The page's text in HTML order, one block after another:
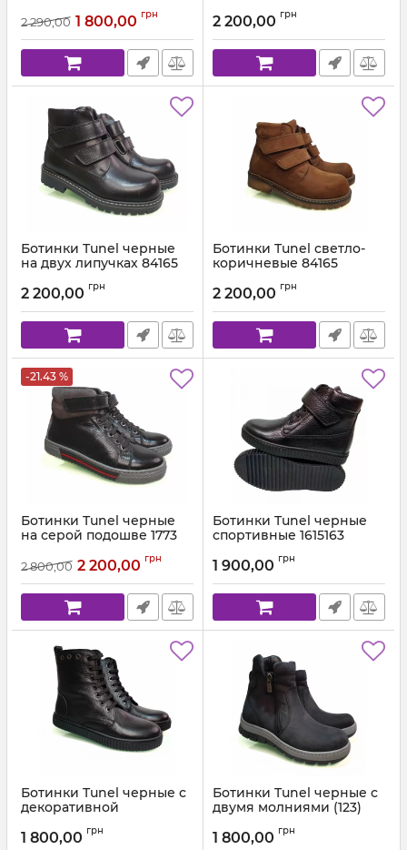
2 290,00 1 800,00 грн
Артикул: 1852-102-566 (31-36) 19
2 200,00 грн
Ботинки Tunel черные
на двух липучках 84165
2 200,00 грн
Ботинки Tunel светло-
коричневые 84165
2 200,00 грн
-21.43 %
Ботинки Tunel черные
на серой подошве 1773
2 800,00 2 200,00 грн
Ботинки Tunel черные
спортивные 1615163
1 900,00 грн
Ботинки Tunel черные с
декоративной
Артикул: 1876-116-4 (31-37)
1 800,00 грн
Ботинки Tunel черные с
двумя молниями (123)
1 800,00 грн